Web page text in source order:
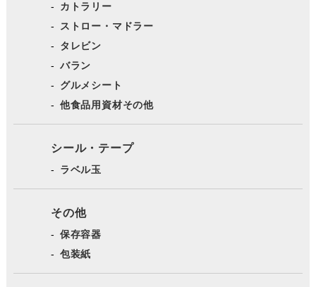
カトラリー
ストロー・マドラー
タレビン
バラン
グルメシート
他食品用資材その他
シール・テープ
ラベル玉
その他
保存容器
包装紙